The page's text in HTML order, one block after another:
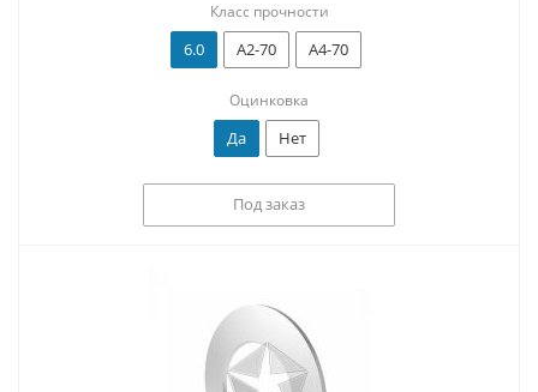
Класс прочности
6.0 А2-70 А4-70
Оцинковка
Да Нет
Под заказ